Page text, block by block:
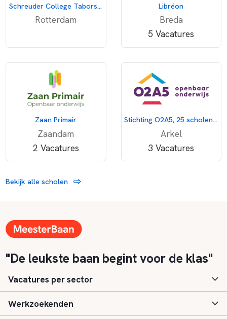
Schreuder College Taborstraat
Rotterdam
Libréon
Breda
5 Vacatures
Zaan Primair
Zaandam
2 Vacatures
Stichting O2A5, 25 scholen voor openbaar onderwijs
Arkel
3 Vacatures
Bekijk alle scholen
"De leukste baan begint voor de klas"
Vacatures per sector
Basisonderwijs
Werkzoekenden